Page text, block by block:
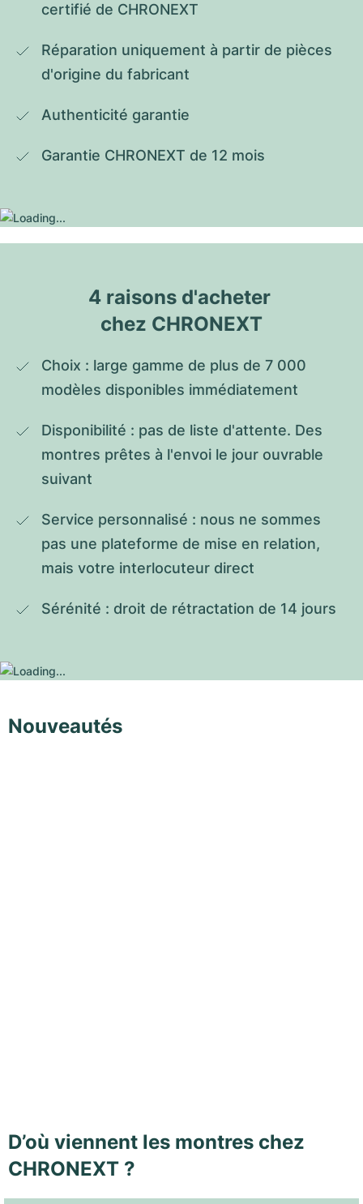
certifié de CHRONEXT
Réparation uniquement à partir de pièces
d'origine du fabricant
Authenticité garantie
Garantie CHRONEXT de 12 mois
4 raisons d'acheter
chez CHRONEXT
Choix : large gamme de plus de 7 000
modèles disponibles immédiatement
Disponibilité : pas de liste d'attente. Des
montres prêtes à l'envoi le jour ouvrable
suivant
Service personnalisé : nous ne sommes
pas une plateforme de mise en relation,
mais votre interlocuteur direct
Sérénité : droit de rétractation de 14 jours
Nouveautés
D’où viennent les montres chez
CHRONEXT ?